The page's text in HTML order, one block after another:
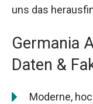
uns das
Germania
Daten &
Moderne,